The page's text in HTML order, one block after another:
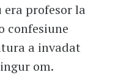
era profesor la
confesiune
a invadat
om.